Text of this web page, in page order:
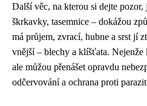
Další věc, na kterou si dejte pozor,
škrkavky, tasemnice – dokážou
má průjem, zvrací, hubne a srst jí
vnější – blechy a klíšťata. Nejenže
ale můžou přenášet opravdu
odčervování a ochrana proti